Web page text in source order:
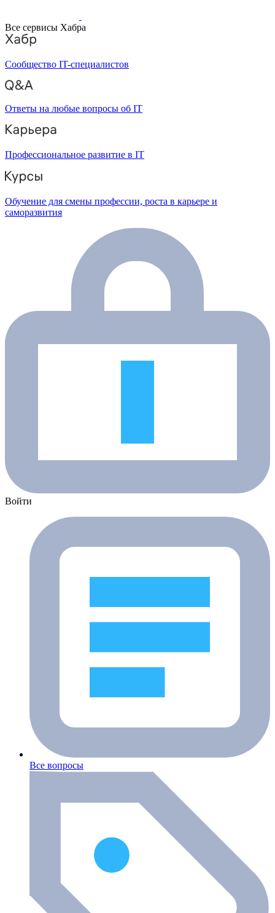
Все сервисы Хабра
Сообщество IT-специалистов
Ответы на любые вопросы об IT
Профессиональное развитие в IT
Обучение для смены профессии, роста в карьере и
саморазвития
Войти
Все вопросы